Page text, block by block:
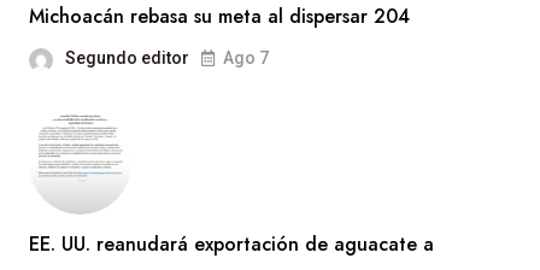
Michoacán rebasa su meta al dispersar 204
Segundo editor Ago 7
EE. UU. reanudará exportación de aguacate a